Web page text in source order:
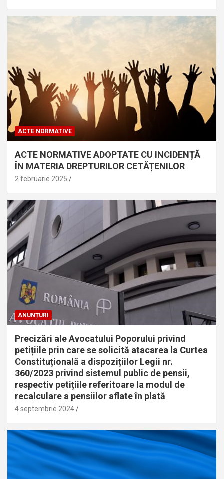
ACTE NORMATIVE
ACTE NORMATIVE ADOPTATE CU INCIDENȚĂ
ÎN MATERIA DREPTURILOR CETĂȚENILOR
2 februarie 2025
ANUNȚURI
Precizări ale Avocatului Poporului privind
petițiile prin care se solicită atacarea la Curtea
Constituțională a dispozițiilor Legii nr.
360/2023 privind sistemul public de pensii,
respectiv petițiile referitoare la modul de
recalculare a pensiilor aflate în plată
4 septembrie 2024